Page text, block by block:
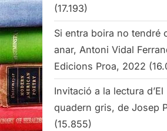
(17.193)
Si entra boira no tendré
anar, Antoni Vidal
Edicions Proa, 2022
Invitació a la lectura d’El
quadern gris, de Josep
(15.855)